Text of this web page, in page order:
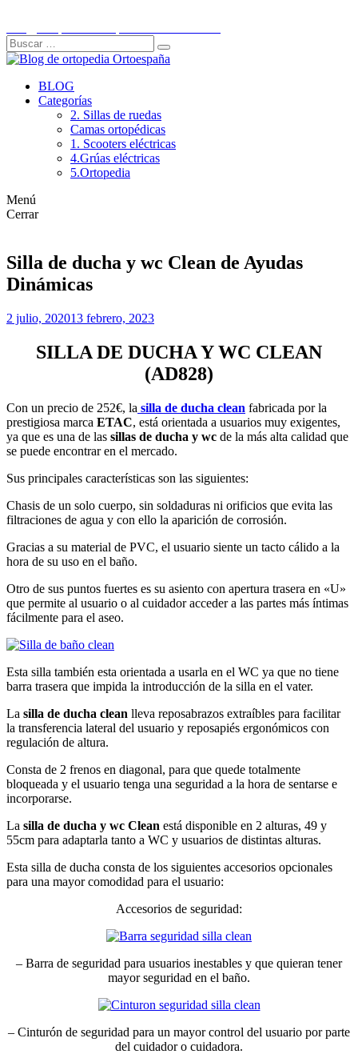
contenido
Buscar:
Buscar
BLOG
Categorías
2. Sillas de ruedas
Camas ortopédicas
1. Scooters eléctricas
4.Grúas eléctricas
5.Ortopedia
Menú
Cerrar
Silla de ducha y wc Clean de Ayudas
Dinámicas
2 julio, 202013 febrero, 2023
SILLA DE DUCHA Y WC CLEAN
(AD828)
Con un precio de 252€, la silla de ducha clean fabricada por la
prestigiosa marca ETAC, está orientada a usuarios muy exigentes,
ya que es una de las sillas de ducha y wc de la más alta calidad que
se puede encontrar en el mercado.
Sus principales características son las siguientes:
Chasis de un solo cuerpo, sin soldaduras ni orificios que evita las
filtraciones de agua y con ello la aparición de corrosión.
Gracias a su material de PVC, el usuario siente un tacto cálido a la
hora de su uso en el baño.
Otro de sus puntos fuertes es su asiento con apertura trasera en «U»
que permite al usuario o al cuidador acceder a las partes más íntimas
fácilmente para el aseo.
Esta silla también esta orientada a usarla en el WC ya que no tiene
barra trasera que impida la introducción de la silla en el vater.
La silla de ducha clean lleva reposabrazos extraíbles para facilitar
la transferencia lateral del usuario y reposapiés ergonómicos con
regulación de altura.
Consta de 2 frenos en diagonal, para que quede totalmente
bloqueada y el usuario tenga una seguridad a la hora de sentarse e
incorporarse.
La silla de ducha y wc Clean está disponible en 2 alturas, 49 y
55cm para adaptarla tanto a WC y usuarios de distintas alturas.
Esta silla de ducha consta de los siguientes accesorios opcionales
para una mayor comodidad para el usuario:
Accesorios de seguridad:
– Barra de seguridad para usuarios inestables y que quieran tener
mayor seguridad en el baño.
– Cinturón de seguridad para un mayor control del usuario por parte
del cuidador o cuidadora.